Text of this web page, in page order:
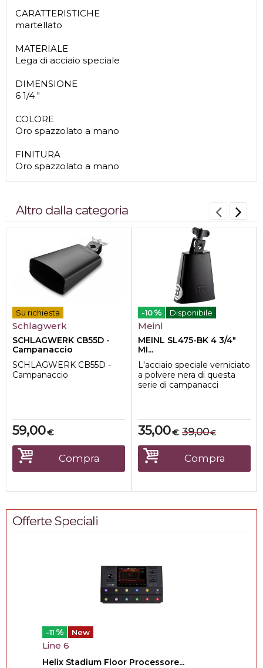
CARATTERISTICHE
martellato
MATERIALE
Lega di acciaio speciale
DIMENSIONE
6 1/4 "
COLORE
Oro spazzolato a mano
FINITURA
Oro spazzolato a mano
Altro dalla categoria
Su richiesta
Schlagwerk
SCHLAGWERK CB55D -
Campanaccio
SCHLAGWERK CB55D -
Campanaccio
€
59,00
Compra
-10 % Disponibile
Meinl
MEINL SL475-BK 4 3/4"
MI...
L'acciaio speciale verniciato
a polvere nera di questa
serie di campanacci
€
35,00 €
39,00
Compra
Offerte Speciali
-11 % New
Line 6
Helix Stadium Floor Processore...